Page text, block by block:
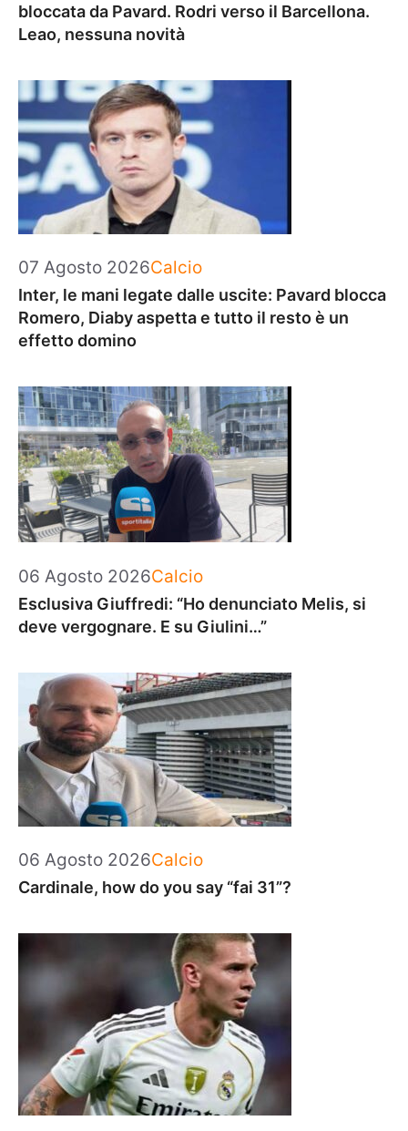
bloccata da Pavard. Rodri verso il Barcellona.
Leao, nessuna novità
07 Agosto 2026Categorie
Calcio
Inter, le mani legate dalle uscite: Pavard blocca
Romero, Diaby aspetta e tutto il resto è un
effetto domino
06 Agosto 2026Categorie
Calcio
Esclusiva Giuffredi: “Ho denunciato Melis, si
deve vergognare. E su Giulini…”
06 Agosto 2026Categorie
Calcio
Cardinale, how do you say “fai 31”?